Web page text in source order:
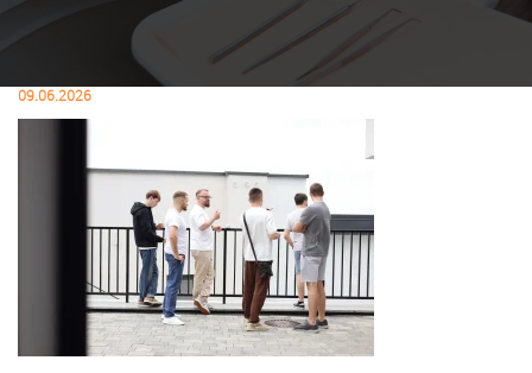
09.06.2026